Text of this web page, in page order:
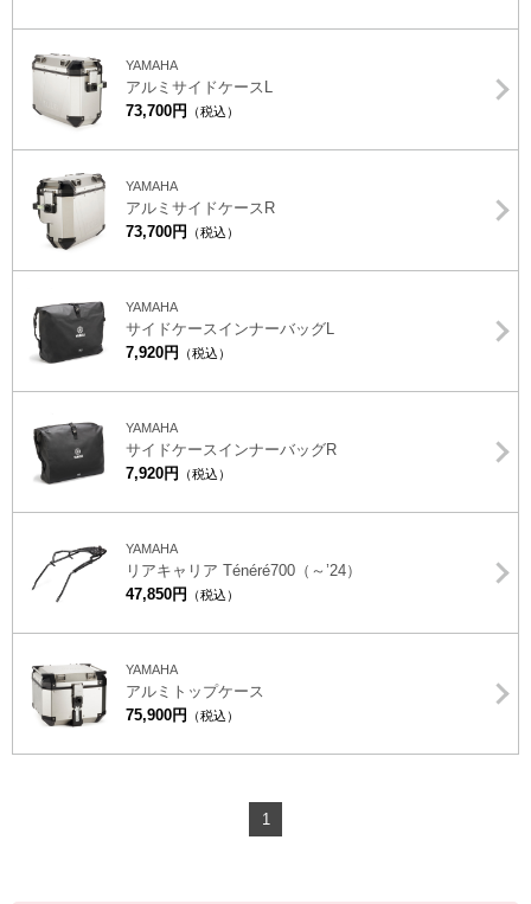
YAMAHA
アルミサイドケースL
73,700円
（税込）
YAMAHA
アルミサイドケースR
73,700円
（税込）
YAMAHA
サイドケースインナーバッグL
7,920円
（税込）
YAMAHA
サイドケースインナーバッグR
7,920円
（税込）
YAMAHA
リアキャリア Ténéré700（～’24）
47,850円
（税込）
YAMAHA
アルミトップケース
75,900円
（税込）
1